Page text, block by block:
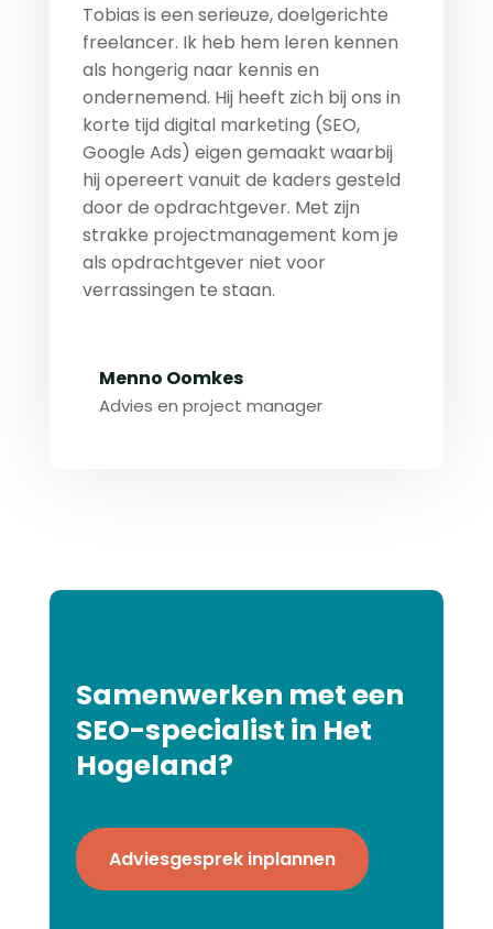
Tobias is een serieuze, doelgerichte
freelancer. Ik heb hem leren kennen
als hongerig naar kennis en
ondernemend. Hij heeft zich bij ons in
korte tijd digital marketing (SEO,
Google Ads) eigen gemaakt waarbij
hij opereert vanuit de kaders gesteld
door de opdrachtgever. Met zijn
strakke projectmanagement kom je
als opdrachtgever niet voor
verrassingen te staan.
Menno Oomkes
Advies en project manager
Samenwerken met een
SEO-specialist in Het
Hogeland?
Adviesgesprek inplannen